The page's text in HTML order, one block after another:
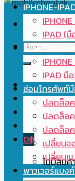
ค้นหา:
0฿
ไม่มีสินค้
IPHONE-
IPAD (มื
IPHONE-
IPAD มื
ซ่อมโทรศัพท์
ปลดล็อ
ปลดล็อ
ปลดล็อ
เปลี่ยน
เปลี่ยนแ
พาวเวอร์แบงค์